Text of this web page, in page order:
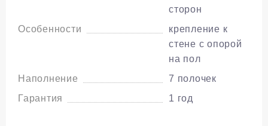
поворотный шкафчик Zoom с доставкой на дом
или в офис.
сторон
Особенности
крепление к
стене с опорой
на пол
Наполнение
7 полочек
Гарантия
1 год